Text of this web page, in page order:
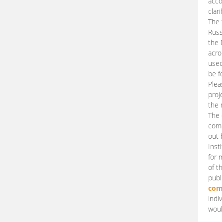
The
the
be
the
The
out
for
of